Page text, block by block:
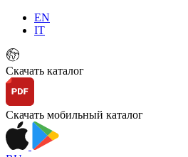
EN
IT
Скачать каталог
Скачать мобильный каталог